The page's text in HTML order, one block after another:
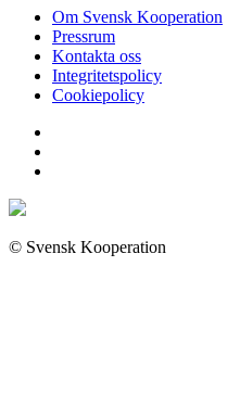
Om Svensk Kooperation
Pressrum
Kontakta oss
Integritetspolicy
Cookiepolicy
© Svensk Kooperation